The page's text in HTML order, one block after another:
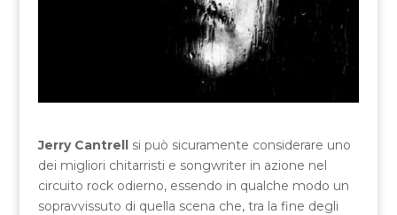
Jerry Cantrellsi può sicuramente considerare uno
dei migliori chitarristi e songwriter in azione nel
circuito rock odierno, essendo in qualche modo un
sopravvissuto di quella scena che, tra la fine degli